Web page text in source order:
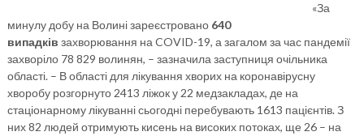
«За
минулу добу на Волині зареєстровано 640
випадків захворювання на COVID-19, а загалом за час пандемії
захворіло 78 829 волинян, – зазначила заступниця очільника
області. – В області для лікування хворих на коронавірусну
хворобу розгорнуто 2413 ліжок у 22 медзакладах, де на
стаціонарному лікуванні сьогодні перебувають 1613 пацієнтів. З
них 82 людей отримують кисень на високих потоках, ще 26 – на